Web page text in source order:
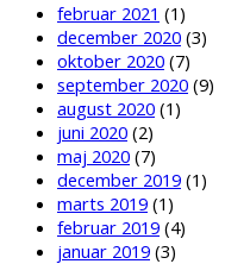
februar 2021 (1)
december 2020 (3)
oktober 2020 (7)
september 2020 (9)
august 2020 (1)
juni 2020 (2)
maj 2020 (7)
december 2019 (1)
marts 2019 (1)
februar 2019 (4)
januar 2019 (3)